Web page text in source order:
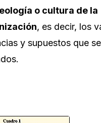
o cultura de la
, es decir, los
y supuestos que